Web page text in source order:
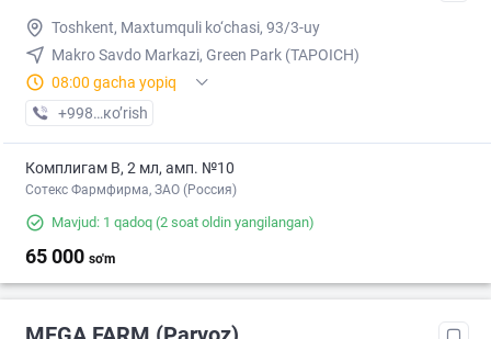
Toshkent, Maxtumquli ko‘chasi, 93/3-uy
Makro Savdo Markazi, Green Park (TAPOICH)
08:00 gacha yopiq
+998 (55) XXX-XX-XX
кo’rish
Комплигам В, 2 мл, амп. №10
Сотекс Фармфирма, ЗАО (Россия)
Mavjud: 1 qadoq (2 soat oldin yangilangan)
65 000 so'm